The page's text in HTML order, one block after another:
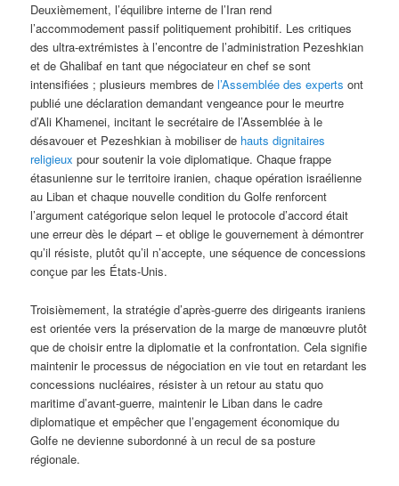
Deuxièmement, l’équilibre interne de l’Iran rend
l’accommodement passif politiquement prohibitif. Les critiques
des ultra-extrémistes à l’encontre de l’administration Pezeshkian
et de Ghalibaf en tant que négociateur en chef se sont
intensifiées ; plusieurs membres del’Assemblée des experts ont
publié une déclaration demandant vengeance pour le meurtre
d’Ali Khamenei, incitant le secrétaire de l’Assemblée à le
désavouer et Pezeshkian à mobiliser de hauts dignitaires
religieux pour soutenir la voie diplomatique. Chaque frappe
étasunienne sur le territoire iranien, chaque opération israélienne
au Liban et chaque nouvelle condition du Golfe renforcent
l’argument catégorique selon lequel le protocole d’accord était
une erreur dès le départ – et oblige le gouvernement à démontrer
qu’il résiste, plutôt qu’il n’accepte, une séquence de concessions
conçue par les États-Unis.
Troisièmement, la stratégie d’après-guerre des dirigeants iraniens
est orientée vers la préservation de la marge de manœuvre plutôt
que de choisir entre la diplomatie et la confrontation. Cela signifie
maintenir le processus de négociation en vie tout en retardant les
concessions nucléaires, résister à un retour au statu quo
maritime d’avant-guerre, maintenir le Liban dans le cadre
diplomatique et empêcher que l’engagement économique du
Golfe ne devienne subordonné à un recul de sa posture
régionale.